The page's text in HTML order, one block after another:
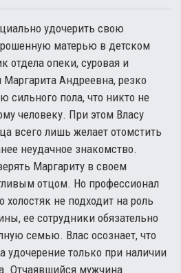
удочерить свою
матерью в детском
отдела опеки, суровая и
Андреевна, резко
сильного пола, что никто не
человеку. При этом Власу
всего лишь желает отомстить
неудачное знакомство.
Маргариту в своем
отцом. Но профессионал
холостяк не подходит на роль
ее сотрудники обязательно
семью. Влас осознает, что
удочерение только при наличии
Отчаявшийся мужчина